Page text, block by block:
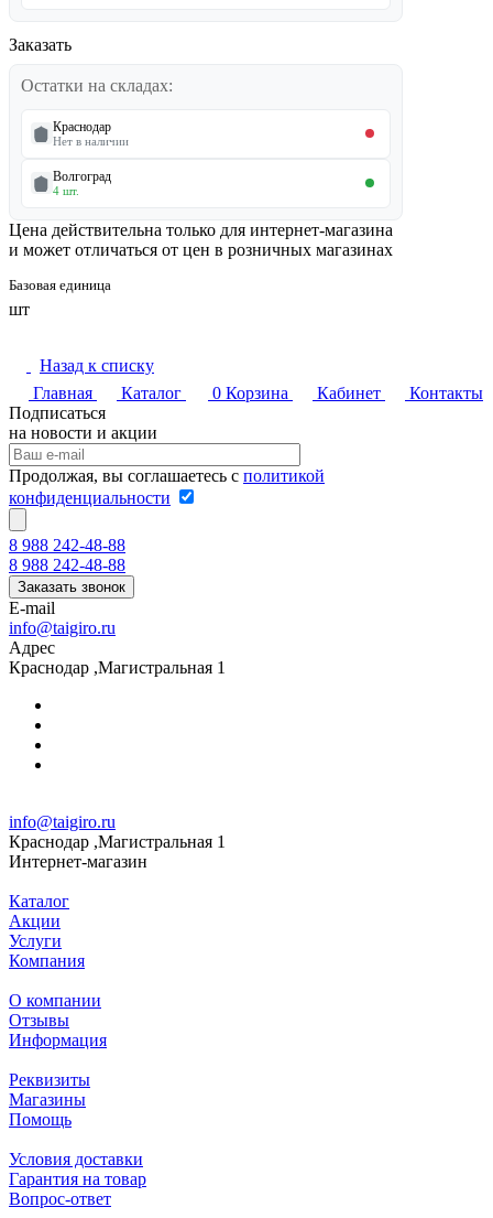
Заказать
Остатки на складах:
Краснодар
Нет в наличии
Волгоград
4 шт.
Цена действительна только для интернет-магазина
и может отличаться от цен в розничных магазинах
Базовая единица
шт
Назад к списку
Главная
Каталог 0 Корзина Кабинет
Контакты
Подписаться
на новости и акции
Продолжая, вы соглашаетесь с политикой
конфиденциальности
8 988 242-48-88
8 988 242-48-88
Заказать звонок
E-mail
info@taigiro.ru
Адрес
Краснодар ,Магистральная 1
info@taigiro.ru
Краснодар ,Магистральная 1
Интернет-магазин
Каталог
Акции
Услуги
Компания
О компании
Отзывы
Информация
Реквизиты
Магазины
Помощь
Условия доставки
Гарантия на товар
Вопрос-ответ